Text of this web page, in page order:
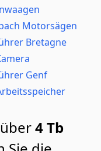
Motorsägen
Bretagne
Genf
4 Tb